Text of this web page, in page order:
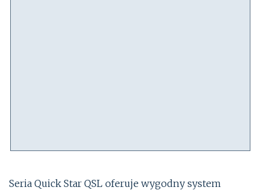
Seria Quick Star QSL oferuje wygodny system